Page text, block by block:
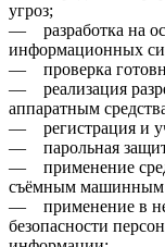
угроз;
— разработка на
информационных
— проверка
— реализация
аппаратным
— регистрация и
— парольная
— применение
съёмным машинным
— применение в
безопасности